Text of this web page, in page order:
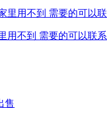
用不到 需要的可以联系